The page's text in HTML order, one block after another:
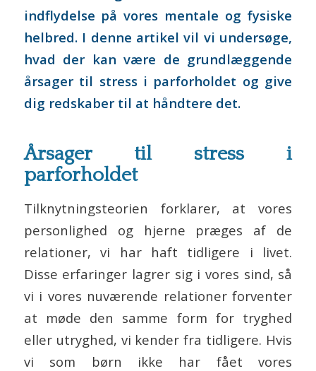
indflydelse på vores mentale og fysiske
helbred. I denne artikel vil vi undersøge,
hvad der kan være de grundlæggende
årsager til stress i parforholdet og give
dig redskaber til at håndtere det.
Årsager til stress i
parforholdet
Tilknytningsteorien forklarer, at vores
personlighed og hjerne præges af de
relationer, vi har haft tidligere i livet.
Disse erfaringer lagrer sig i vores sind, så
vi i vores nuværende relationer forventer
at møde den samme form for tryghed
eller utryghed, vi kender fra tidligere. Hvis
vi som børn ikke har fået vores